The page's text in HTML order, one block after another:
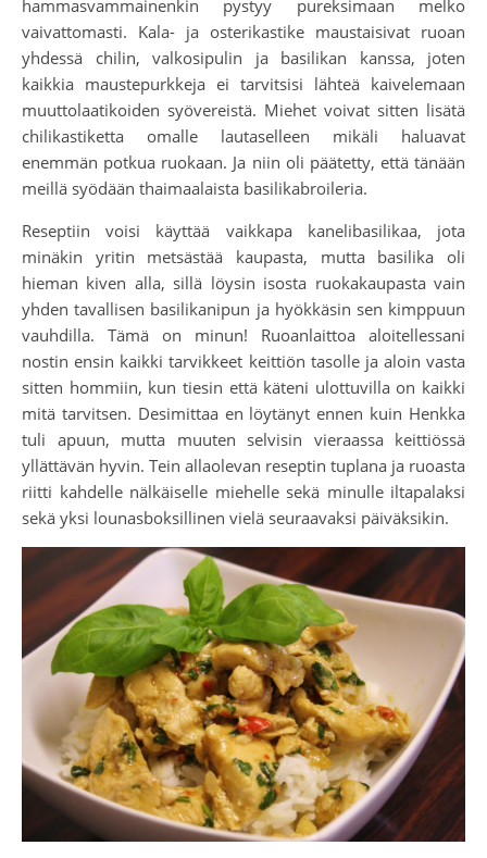
hammasvammainenkin pystyy pureksimaan melko
vaivattomasti. Kala- ja osterikastike maustaisivat ruoan
yhdessä chilin, valkosipulin ja basilikan kanssa, joten
kaikkia maustepurkkeja ei tarvitsisi lähteä kaivelemaan
muuttolaatikoiden syövereistä. Miehet voivat sitten lisätä
chilikastiketta omalle lautaselleen mikäli haluavat
enemmän potkua ruokaan. Ja niin oli päätetty, että tänään
meillä syödään thaimaalaista basilikabroileria.
Reseptiin voisi käyttää vaikkapa kanelibasilikaa, jota
minäkin yritin metsästää kaupasta, mutta basilika oli
hieman kiven alla, sillä löysin isosta ruokakaupasta vain
yhden tavallisen basilikanipun ja hyökkäsin sen kimppuun
vauhdilla. Tämä on minun! Ruoanlaittoa aloitellessani
nostin ensin kaikki tarvikkeet keittiön tasolle ja aloin vasta
sitten hommiin, kun tiesin että käteni ulottuvilla on kaikki
mitä tarvitsen. Desimittaa en löytänyt ennen kuin Henkka
tuli apuun, mutta muuten selvisin vieraassa keittiössä
yllättävän hyvin. Tein allaolevan reseptin tuplana ja ruoasta
riitti kahdelle nälkäiselle miehelle sekä minulle iltapalaksi
sekä yksi lounasboksillinen vielä seuraavaksi päiväksikin.